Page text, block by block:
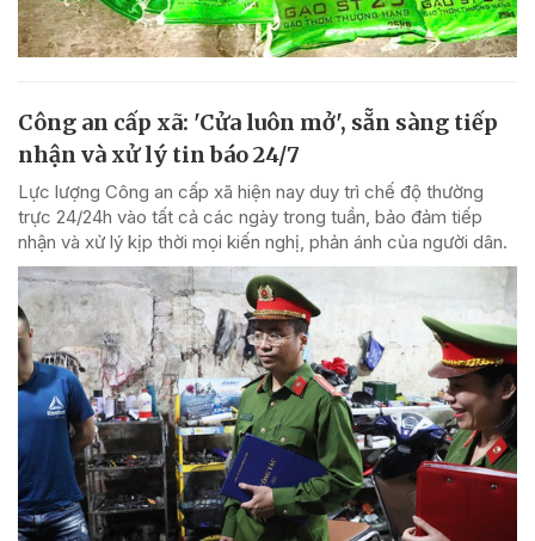
Công an cấp xã: 'Cửa luôn mở', sẵn sàng tiếp
nhận và xử lý tin báo 24/7
Lực lượng Công an cấp xã hiện nay duy trì chế độ thường
trực 24/24h vào tất cả các ngày trong tuần, bảo đảm tiếp
nhận và xử lý kịp thời mọi kiến nghị, phản ánh của người dân.